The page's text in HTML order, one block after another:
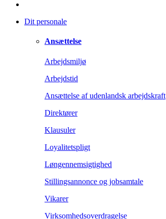
Dit personale
Ansættelse
Arbejdsmiljø
Arbejdstid
Ansættelse af udenlandsk arbejdskraft
Direktører
Klausuler
Loyalitetspligt
Løngennemsigtighed
Stillingsannonce og jobsamtale
Vikarer
Virksomhedsoverdragelse